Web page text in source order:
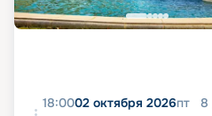
18:0002 октября 2026пт 8